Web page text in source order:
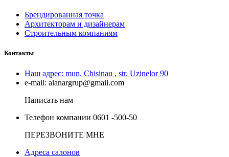
Брендированная точка
Архитекторам и дизайнерам
Строительным компаниям
Контакты
Наш адрес: mun. Chisinau , str. Uzinelor 90
e-mail: alanargrup@gmail.com
Написать нам
Телефон компании 0601 -500-50
ПЕРЕЗВОНИТЕ МНЕ
Адреса салонов